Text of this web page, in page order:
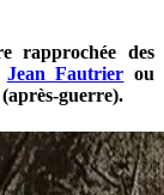
rapprochée des
Jean Fautrier ou
(après-guerre).